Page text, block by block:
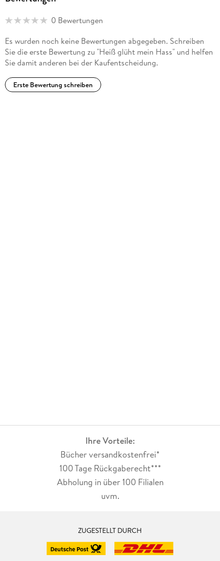
0 Bewertungen
Es wurden noch keine Bewertungen abgegeben. Schreiben
Sie die erste Bewertung zu "Heiß glüht mein Hass" und helfen
Sie damit anderen bei der Kaufentscheidung.
Erste Bewertung schreiben
Ihre Vorteile:
Bücher versandkostenfrei*
100 Tage Rückgaberecht***
Abholung in über 100 Filialen
uvm.
ZUGESTELLT DURCH